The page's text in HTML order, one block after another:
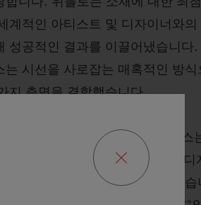
계적인 아티스트 및 디자이너와의
성공적인 결과를 이끌어냈습니다.
는 시선을 사로잡는 매혹적인 방식
지 측면을 결합했습니다.
스트이자 디자이너인 사무엘 로스
, 그리고 ‘인체를 고려한 구조적 디
시키며 자신의 관점을 정의해 왔습